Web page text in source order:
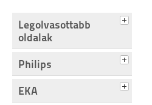
Legolvasottabb
oldalak
Philips
EKA